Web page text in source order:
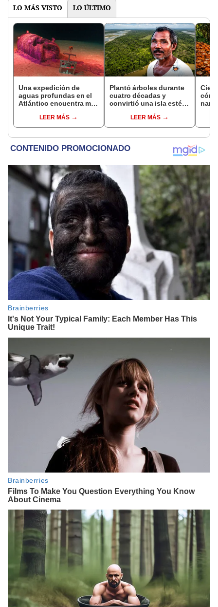
LO MÁS VISTO LO ÚLTIMO
Una expedición de
aguas profundas en el
Atlántico encuentra más
residuos radiactivos
con fugas
LEER MÁS
Plantó árboles durante
cuatro décadas y
convirtió una isla estéril
hoy supera casi seis
veces al Parque de las
LEER MÁS